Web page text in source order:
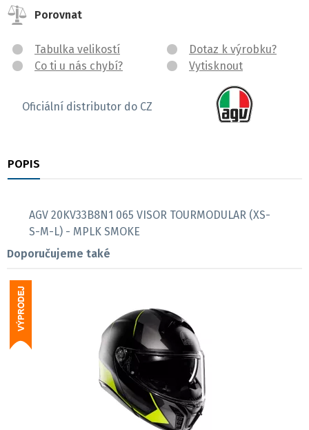
Porovnat
Tabulka velikostí
Co ti u nás chybí?
Dotaz k výrobku?
Vytisknout
Oficiální distributor do CZ
POPIS
AGV 20KV33B8N1 065 VISOR TOURMODULAR (XS-
S-M-L) - MPLK SMOKE
Doporučujeme také